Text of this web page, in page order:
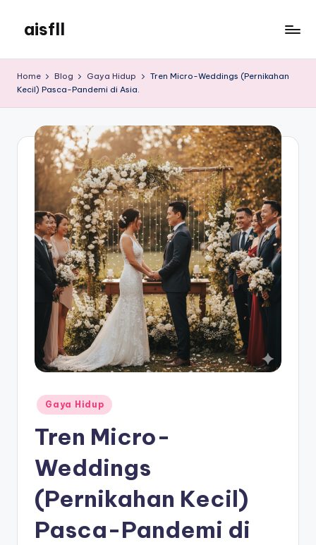
content
aisfll
Home Blog Gaya Hidup
Tren Micro-Weddings (Pernikahan
Kecil) Pasca-Pandemi di Asia.
Posted
in
Gaya Hidup
Tren Micro-
Weddings
(Pernikahan Kecil)
Pasca-Pandemi di